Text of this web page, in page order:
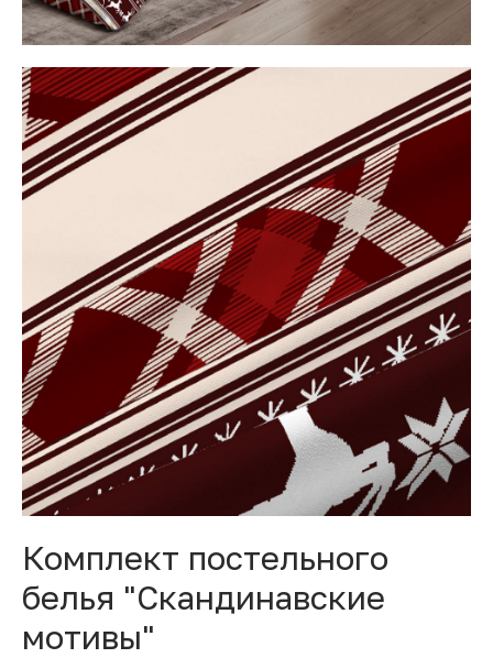
Комплект постельного
белья "Скандинавские
мотивы"